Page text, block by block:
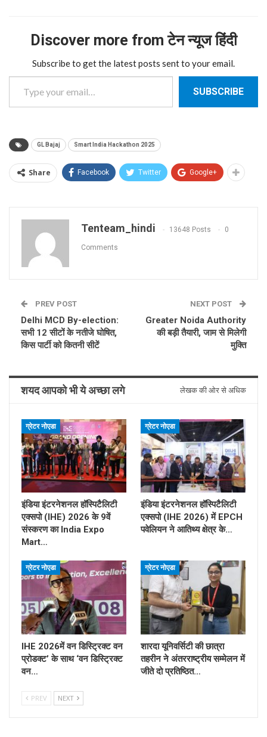
Discover more from टेन न्यूज हिंदी
Subscribe to get the latest posts sent to your email.
Type your email…
SUBSCRIBE
GL Bajaj Smart India Hackathon 2025
Share Facebook Twitter Google+
Tenteam_hindi 13648 Posts 0
Comments
PREV POST
Delhi MCD By-election:
सभी 12 सीटों के नतीजे घोषित,
किस पार्टी को कितनी सीटें
NEXT POST
Greater Noida Authority
की बड़ी तैयारी, जाम से मिलेगी
मुक्ति
शयद आपको भी ये अच्छा लगे लेखक की ओर से अधिक
ग्रेटर नोएडा
इंडिया इंटरनेशनल हॉस्पिटैलिटी
एक्सपो (IHE) 2026 के 9वें
संस्करण का India Expo
Mart…
ग्रेटर नोएडा
इंडिया इंटरनेशनल हॉस्पिटैलिटी
एक्सपो (IHE 2026) में EPCH
पवेलियन ने आतिथ्य क्षेत्र के…
ग्रेटर नोएडा
IHE 2026में वन डिस्ट्रिक्ट वन
प्रोडक्ट’ के साथ ‘वन डिस्ट्रिक्ट
वन…
ग्रेटर नोएडा
शारदा यूनिवर्सिटी की छात्रा
तहरीन ने अंतरराष्ट्रीय सम्मेलन में
जीते दो प्रतिष्ठित…
PREV NEXT